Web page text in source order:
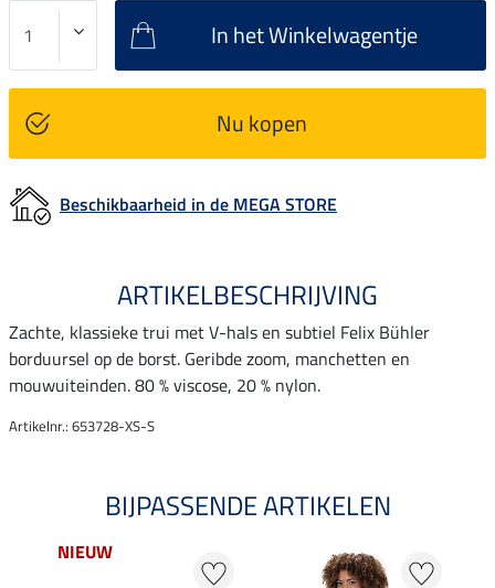
In het Winkelwagentje
Nu kopen
Beschikbaarheid in de MEGA STORE
ARTIKELBESCHRIJVING
Zachte, klassieke trui met V-hals en subtiel Felix Bühler
borduursel op de borst. Geribde zoom, manchetten en
mouwuiteinden. 80 % viscose, 20 % nylon.
Artikelnr.: 653728-XS-S
BIJPASSENDE ARTIKELEN
NIEUW